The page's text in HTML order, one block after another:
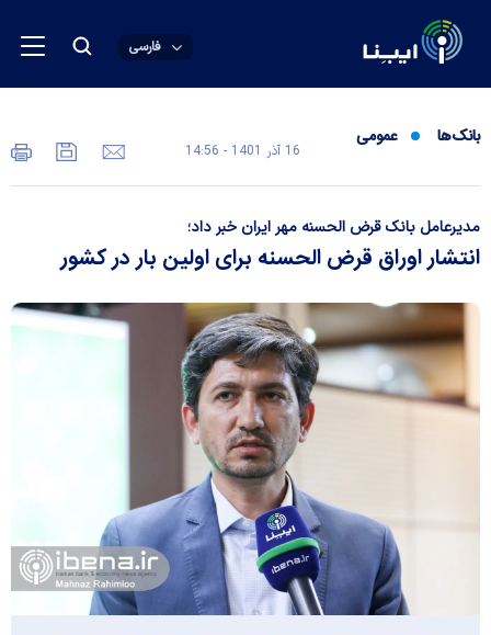
فارسی
بانک‌ها عمومی
16 آذر 1401 - 14:56
مدیرعامل بانک قرض الحسنه مهر ایران خبر داد؛
انتشار اوراق قرض الحسنه برای اولین بار در کشور